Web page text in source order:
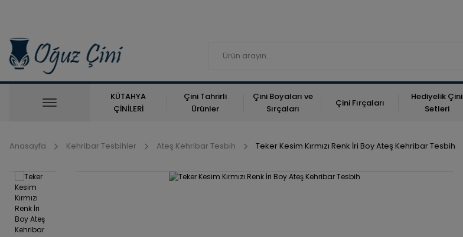
KÜTAHYA
ÇİNİLERİ
Çini Tahrirli
Ürünler
Çini Boyaları ve
Sırçaları
Çini Fırçaları
Hediyelik Çini
Setleri
Anasayfa Kehribar Tesbihler Ateş Kehribar Tesbih Teker Kesim Kırmızı Renk İri Boy Ateş Kehribar Tesbih